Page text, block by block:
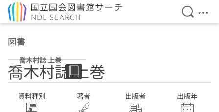
検索を
メ
図書
喬木村誌 上巻
喬木村誌 上巻
資料種別 著者 出版者 出版年